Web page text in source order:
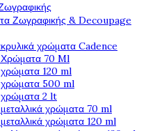
Ζωγραφικής & Decoupage
χρώματα Cadence
Χρώματα 70 Ml
χρώματα 120 ml
χρώματα 500 ml
χρώματα 2 lt
μεταλλικά χρώματα 70 ml
μεταλλικά χρώματα 120 ml